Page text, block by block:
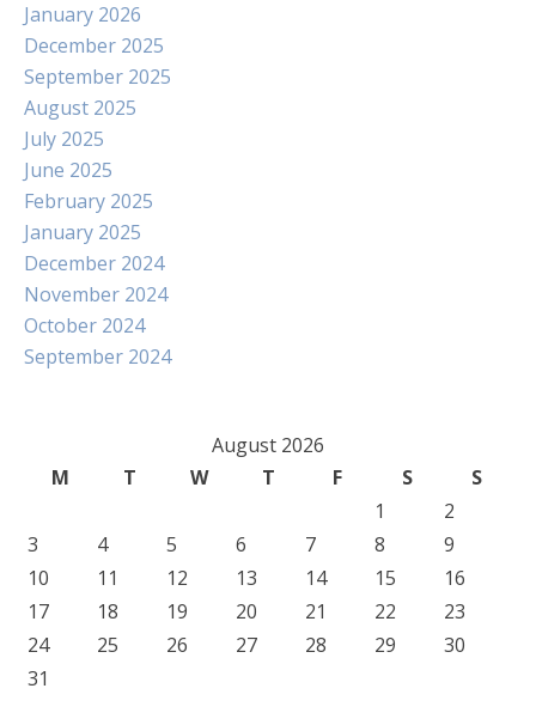
January 2026
December 2025
September 2025
August 2025
July 2025
June 2025
February 2025
January 2025
December 2024
November 2024
October 2024
September 2024
August 2026
M
T W T F S
S
1
2
3
4 5 6 7 8
9
10
11 12 13 14 15
16
17
18 19 20 21 22
23
24
25 26 27 28 29
30
31